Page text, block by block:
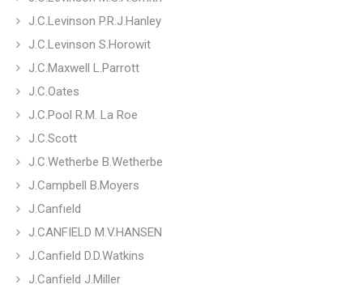
J.C.Levinson P.R.J.Hanley
J.C.Levinson S.Horowit
J.C.Maxwell L.Parrott
J.C.Oates
J.C.Pool R.M. La Roe
J.C.Scott
J.C.Wetherbe B.Wetherbe
J.Campbell B.Moyers
J.Canfıeld
J.CANFIELD M.V.HANSEN
J.Canfield D.D.Watkins
J.Canfield J.Miller